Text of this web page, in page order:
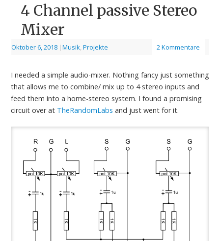
4 Channel passive Stereo
Mixer
Oktober 6, 2018 |Musik, Projekte 2 Kommentare
I needed a simple audio-mixer. Nothing fancy just something
that allows me to combine/ mix up to 4 stereo inputs and
feed them into a home-stereo system. I found a promising
circuit over at TheRandomLabs and just went for it.